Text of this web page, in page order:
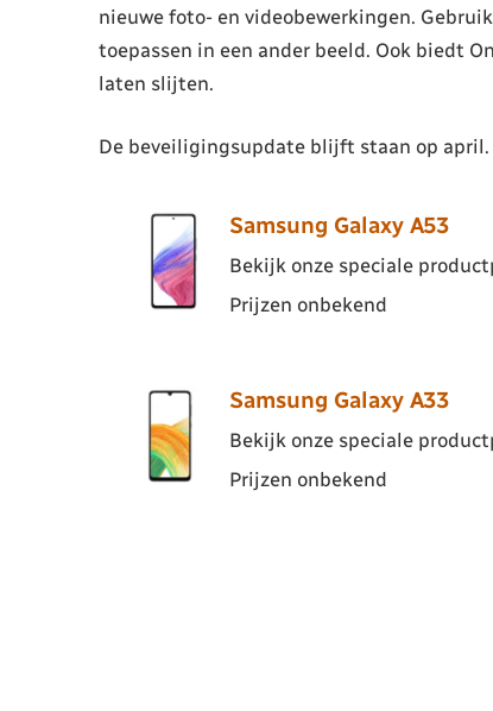
nieuwe foto- en videobewerkingen.
toepassen in een ander beeld. Ook biedt
laten slijten.
De beveiligingsupdate blijft staan op
Samsung Galaxy A53
Bekijk onze speciale
Prijzen onbekend
Samsung Galaxy A33
Bekijk onze speciale
Prijzen onbekend